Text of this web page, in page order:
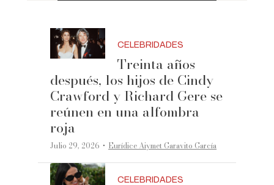
CELEBRIDADES
Treinta años
después, los hijos de Cindy
Crawford y Richard Gere se
reúnen en una alfombra
roja
Julio 29, 2026 ·Eurídice Aiymet Garavito García
CELEBRIDADES